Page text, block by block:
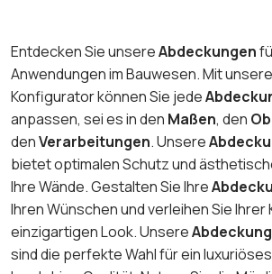
Entdecken Sie unsereAbdeckungen
Anwendungen im Bauwesen. Mit
Konfigurator können Sie jede
anpassen, sei es in den Maßen, den
denVerarbeitungen. Unsere
bietet optimalen Schutz und
Ihre Wände. Gestalten Sie Ihre
Ihren Wünschen und verleihen Sie Ihrer
einzigartigen Look. Unsere
sind die perfekte Wahl für ein luxuriöses